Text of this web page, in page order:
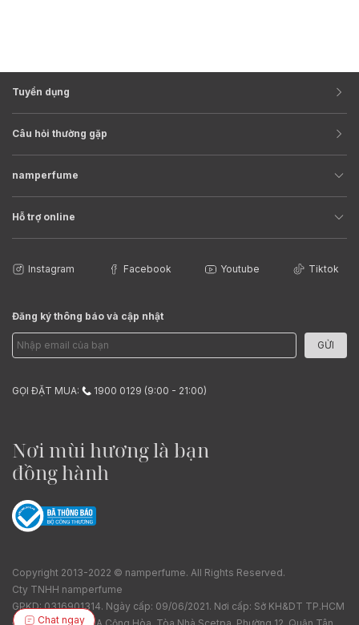
Tuyển dụng
Câu hỏi thường gặp
namperfume
Hỗ trợ online
Instagram Facebook Youtube Tiktok
Đăng ký thông báo và cập nhật
GỬI
GỌI ĐẶT MUA: 1900 0129 (9:00 - 21:00)
Nơi mùi hương là bạn
đồng hành
Copyright 2013-2022 © namperfume. All Rights Reserved.
Cty TNHH namperfume
GPKD: 0316901314. Ngày cấp: 09/06/2021. Nơi cấp: Sở KH&DT TP.HCM
Chat ngay